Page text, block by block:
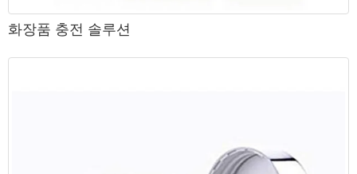
화장품 충전 솔루션